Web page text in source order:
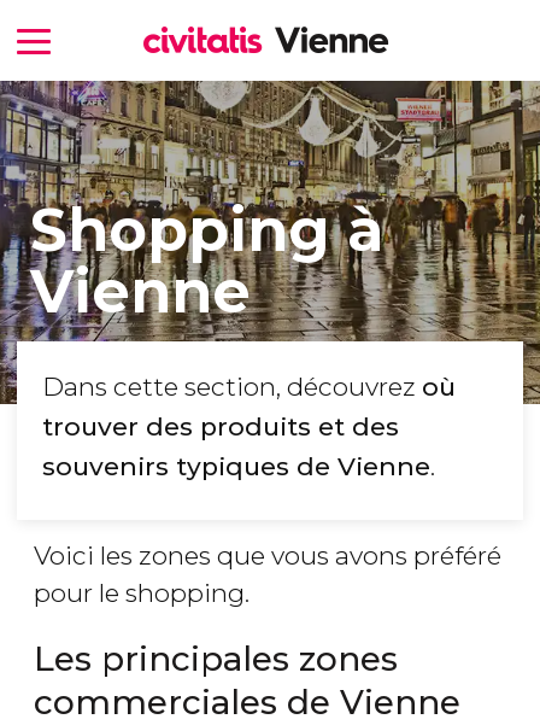
Shopping à
Vienne
Dans cette section, découvrez où
trouver des produits et des
souvenirs typiques de Vienne.
Voici les zones que vous avons préféré
pour le shopping.
Les principales zones
commerciales de Vienne